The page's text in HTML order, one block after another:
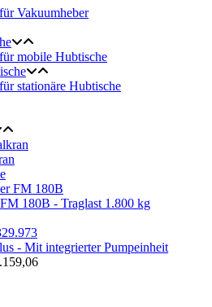
Vakuumheber
mobile Hubtische
stationäre Hubtische
180B - Traglast 1.800 kg
- Mit integrierter Pumpeinheit